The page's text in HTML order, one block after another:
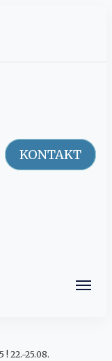
KONTAKT
22.-25.08.